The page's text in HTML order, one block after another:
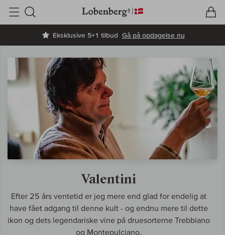
Eksklusive 5+1 tilbud Gå på opdagelse nu
Søg
Valentini
Efter 25 års ventetid er jeg mere end glad for endelig at
have fået adgang til denne kult - og endnu mere til dette
ikon og dets legendariske vine på druesorterne Trebbiano
og Montepulciano.